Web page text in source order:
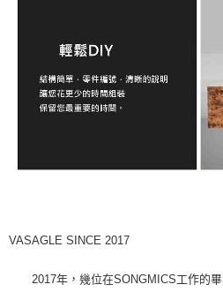
VASAGLE SINCE 2017
2017年，幾位在SONGMICS工作的畢